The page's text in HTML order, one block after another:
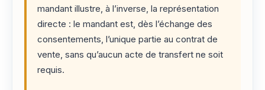
mandant illustre, à l’inverse, la représentation
directe : le mandant est, dès l’échange des
consentements, l’unique partie au contrat de
vente, sans qu’aucun acte de transfert ne soit
requis.